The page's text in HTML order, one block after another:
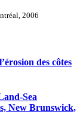
2006
des côtes
Sea
New Brunswick,